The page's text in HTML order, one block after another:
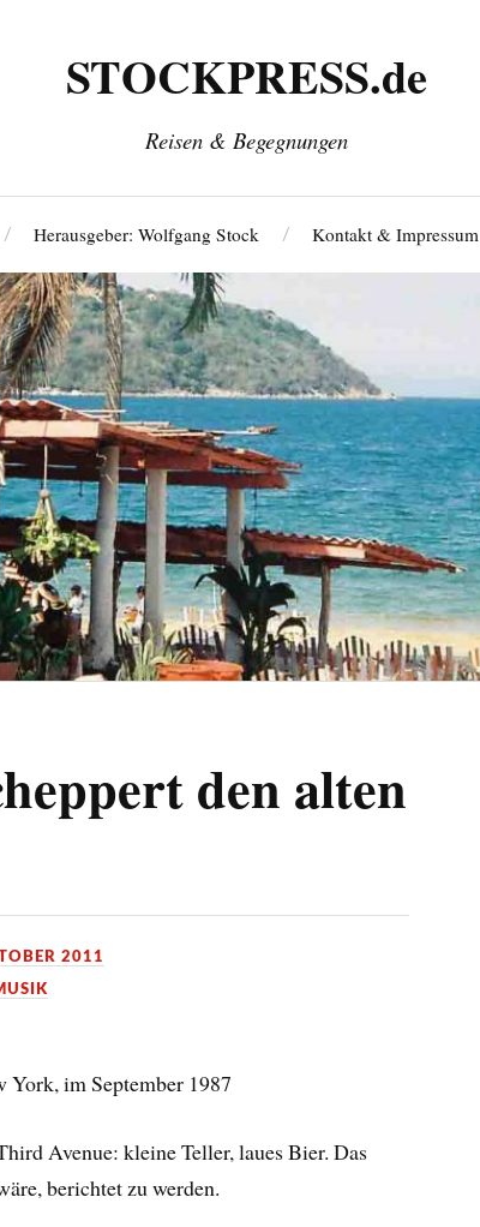
STOCKPRESS.de
Reisen & Begegnungen
Herausgeber: Wolfgang Stock Kontakt & Impressum
den alten
2011
York, im September 1987
Avenue: kleine Teller, laues Bier. Das
berichtet zu werden.